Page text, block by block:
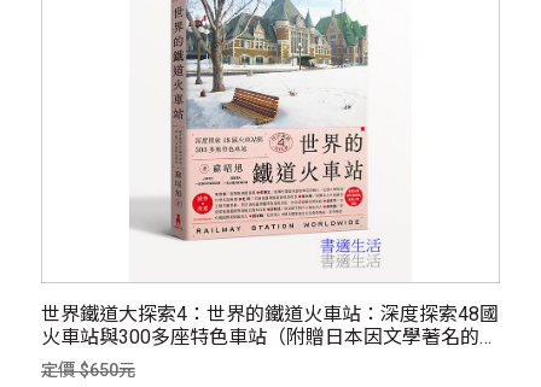
世界鐵道大探索4：世界的鐵道火車站：深度探索48國
火車站與300多座特色車站（附贈日本因文學著名的北
海道塩狩車站海報）
定價 $650元